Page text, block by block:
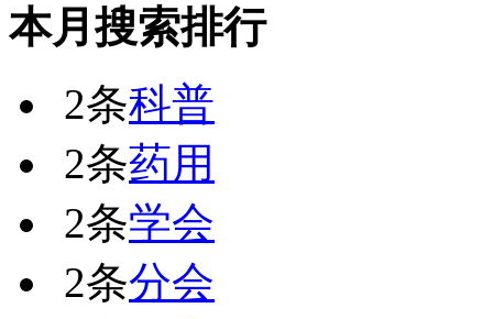
本月搜索排行
2条科普
2条药用
2条学会
2条分会